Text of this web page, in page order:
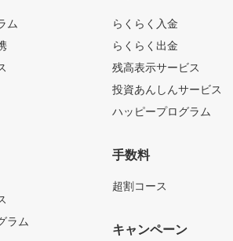
ム
ラム
らくらく入金
らくらく出金
残高表示サービス
投資あんしんサービス
ハッピープログラム
手数料
超割コース
キャンペーン